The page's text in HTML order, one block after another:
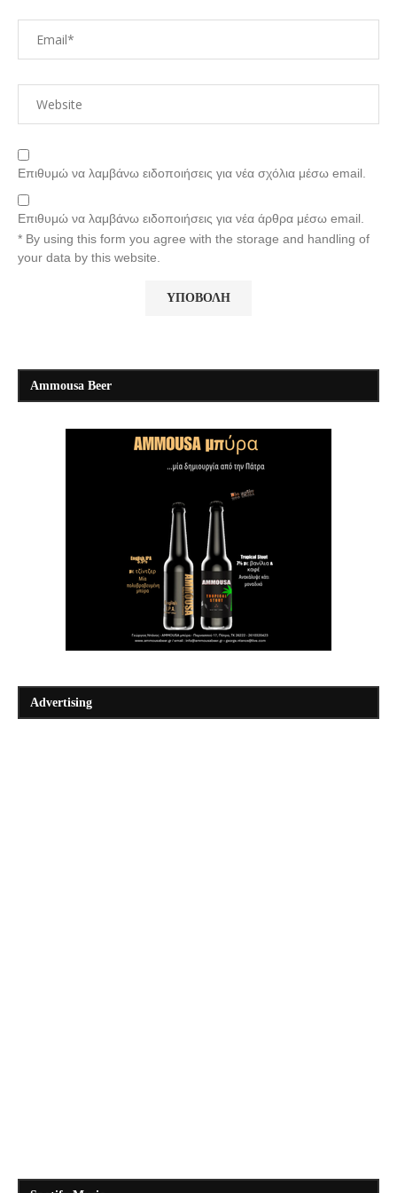
Επιθυμώ να λαμβάνω ειδοποιήσεις για νέα σχόλια μέσω email.
Επιθυμώ να λαμβάνω ειδοποιήσεις για νέα άρθρα μέσω email.
* By using this form you agree with the storage and handling of
your data by this website.
Ammousa Beer
Advertising